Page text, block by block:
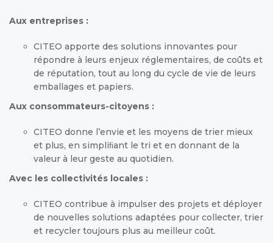
Aux entreprises :
CITEO apporte des solutions innovantes pour
répondre à leurs enjeux réglementaires, de coûts et
de réputation, tout au long du cycle de vie de leurs
emballages et papiers.
Aux consommateurs-citoyens :
CITEO donne l’envie et les moyens de trier mieux
et plus, en simpliﬁant le tri et en donnant de la
valeur à leur geste au quotidien.
Avec les collectivités locales :
CITEO contribue à impulser des projets et déployer
de nouvelles solutions adaptées pour collecter, trier
et recycler toujours plus au meilleur coût.